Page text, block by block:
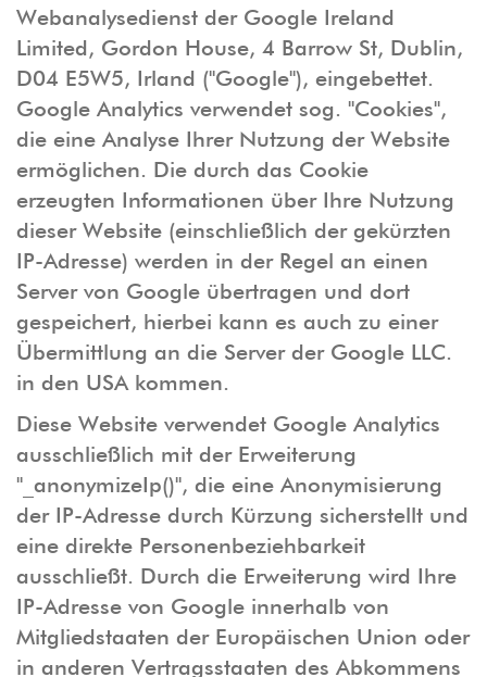
Webanalysedienst der Google Ireland
Limited, Gordon House, 4 Barrow St, Dublin,
D04 E5W5, Irland ("Google"), eingebettet.
Google Analytics verwendet sog. "Cookies",
die eine Analyse Ihrer Nutzung der Website
ermöglichen. Die durch das Cookie
erzeugten Informationen über Ihre Nutzung
dieser Website (einschließlich der gekürzten
IP-Adresse) werden in der Regel an einen
Server von Google übertragen und dort
gespeichert, hierbei kann es auch zu einer
Übermittlung an die Server der Google LLC.
in den USA kommen.
Diese Website verwendet Google Analytics
ausschließlich mit der Erweiterung
"_anonymizeIp()", die eine Anonymisierung
der IP-Adresse durch Kürzung sicherstellt und
eine direkte Personenbeziehbarkeit
ausschließt. Durch die Erweiterung wird Ihre
IP-Adresse von Google innerhalb von
Mitgliedstaaten der Europäischen Union oder
in anderen Vertragsstaaten des Abkommens